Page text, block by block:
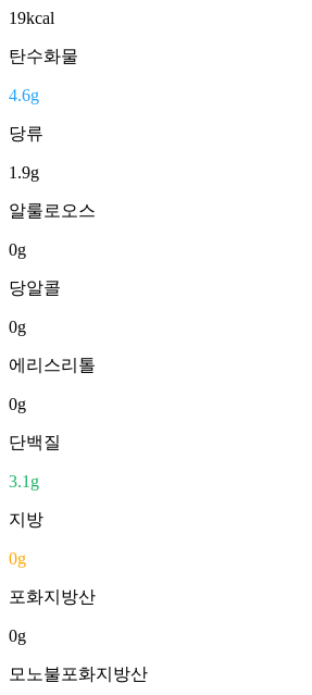
19kcal
탄수화물
4.6g
당류
1.9g
알룰로오스
0g
당알콜
0g
에리스리톨
0g
단백질
3.1 g
지방
0g
포화지방산
0g
모노불포화지방산